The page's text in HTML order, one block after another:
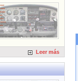
Leer más